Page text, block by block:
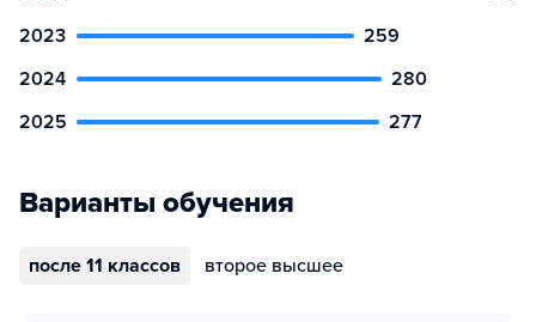
2023
259
2024
280
2025
277
Варианты обучения
после 11 классов второе высшее